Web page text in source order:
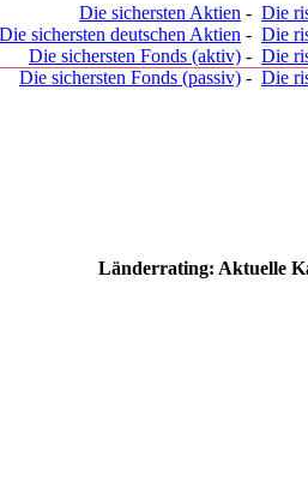
Die sichersten Aktien - Die
Die sichersten deutschen Aktien - Die
Die sichersten Fonds (aktiv) - Die
Die sichersten Fonds (passiv) - Die
Länderrating: Aktuelle